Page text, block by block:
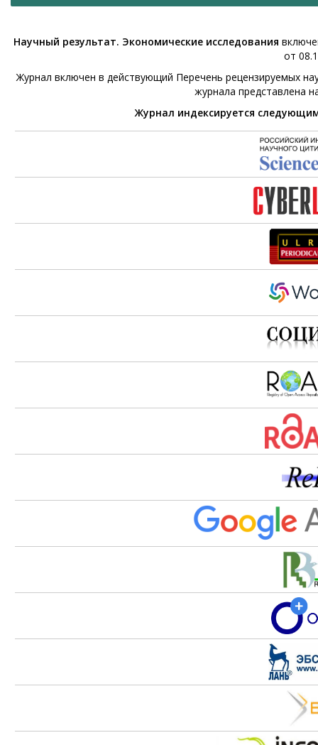
Научный результат. Экономические исследования
от
Журнал включен в действующий Перечень рецензируемых
журнала представлена
Журнал индексируется